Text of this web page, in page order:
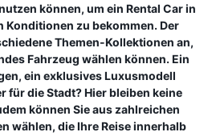
können, um ein Rental Car in
Konditionen zu bekommen. Der
Themen-Kollektionen an,
Fahrzeug wählen können. Ein
ein exklusives Luxusmodell
für die Stadt? Hier bleiben keine
können Sie aus zahlreichen
wählen, die Ihre Reise innerhalb